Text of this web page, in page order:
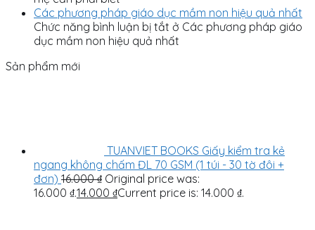
Các phương pháp giáo dục mầm non hiệu quả nhất
Chức năng bình luận bị tắt ở Các phương pháp giáo
dục mầm non hiệu quả nhất
Sản phẩm mới
TUANVIET BOOKS Giấy kiểm tra kẻ
ngang không chấm ĐL 70 GSM (1 túi - 30 tờ đôi +
đơn) 16.000₫ Original price was:
16.000 ₫.14.000 ₫Current price is: 14.000 ₫.